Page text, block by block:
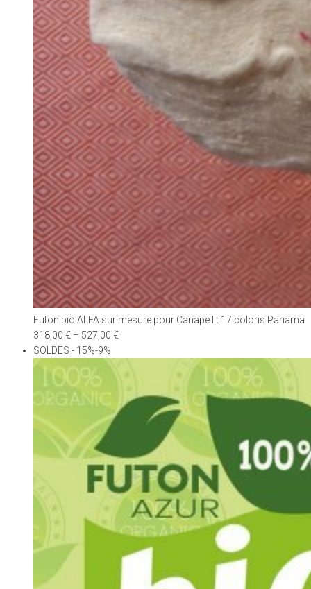
Futon bio ALFA sur mesure pour Canapé lit 17 coloris Panama
318,00 € – 527,00 €
SOLDES - 15%-9%